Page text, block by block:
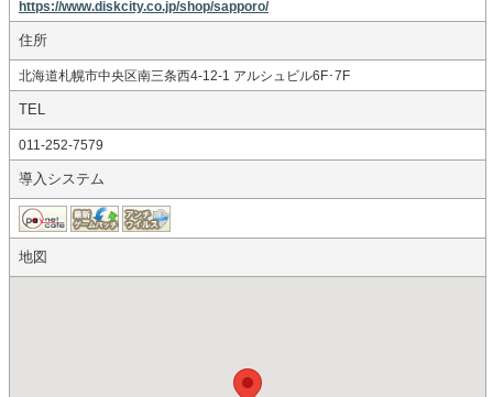
https://www.diskcity.co.jp/shop/sapporo/
住所
北海道札幌市中央区南三条西4-12-1 アルシュビル6F･7F
TEL
011-252-7579
導入システム
地図